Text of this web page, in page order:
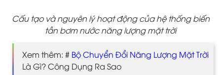
Cấu tạo và nguyên lý hoạt động của hệ thống biến
tần bơm nước năng lượng mặt trời
Xem thêm: # Bộ Chuyển Đổi Năng Lượng Mặt Trời
Là Gì? Công Dụng Ra Sao